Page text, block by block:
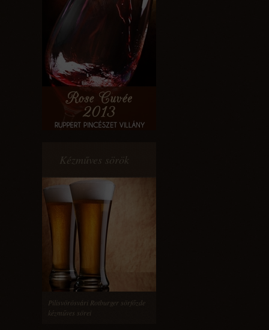
Kézműves sörök
Pilisvörösvári Rotburger sörfőzde
kézműves sörei